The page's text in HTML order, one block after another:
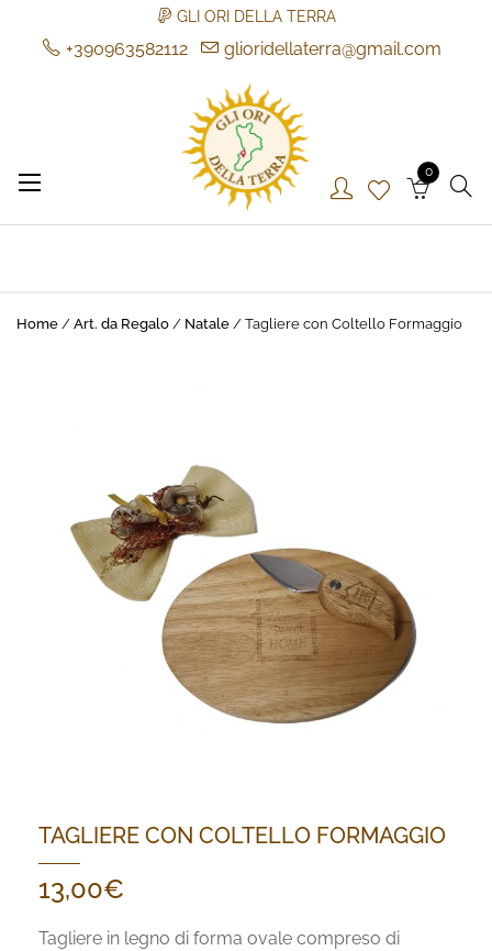
GLI ORI DELLA TERRA
+390963582112
glioridellaterra@gmail.com
Gli Ori della Terra
Gli Ori della Terra
0
Home / Art. da Regalo / Natale / Tagliere con Coltello Formaggio
TAGLIERE CON COLTELLO FORMAGGIO
13,00€
Tagliere in legno di forma ovale compreso di